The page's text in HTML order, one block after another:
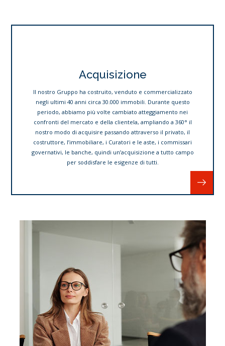
Acquisizione
Il nostro Gruppo ha costruito, venduto e commercializzato
negli ultimi 40 anni circa 30.000 immobili. Durante questo
periodo, abbiamo più volte cambiato atteggiamento nei
confronti del mercato e della clientela, ampliando a 360° il
nostro modo di acquisire passando attraverso il privato, il
costruttore, l’immobiliare, i Curatori e le aste, i commissari
governativi, le banche, quindi un’acquisizione a tutto campo
per soddisfare le esigenze di tutti.